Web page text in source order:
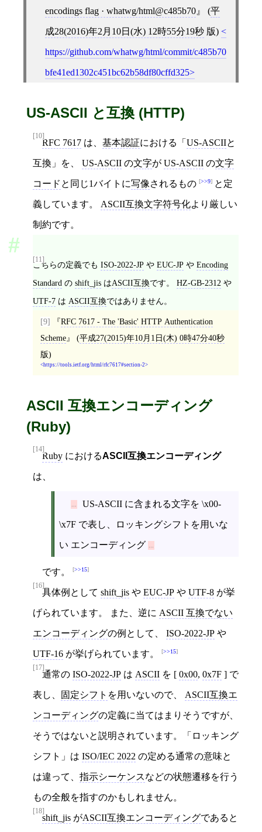
encodings flag · whatwg/html@c485b70 (平
成28(2016)年2月10日(水) 12時55分19秒版)
https://github.com/whatwg/html/commit/c485b70
bfe41ed1302c451bc62b58df80cffd325
US-ASCII と互換 (HTTP)
[10]
RFC 7617 は、 基本認証における「 US-ASCIIと
互換」を、 US-ASCII の文字が US-ASCII の文字
コード と同じ1バイトに写像されるもの >>9 と定
義しています。 ASCII互換文字符号化より厳しい
制約です。
[11]
こちらの定義でも ISO-2022-JP や EUC-JP や Encoding
Standard の shift_jis はASCII互換です。 HZ-GB-2312 や
UTF-7 は ASCII互換ではありません。
[9]
RFC 7617 - The 'Basic' HTTP Authentication
Scheme
(平成27(2015)年10月1日(木) 0時47分40秒
版)
https://tools.ietf.org/html/rfc7617#section-2
ASCII 互換エンコーディング
(Ruby)
[14]
Ruby におけるASCII互換エンコーディング
は、
US-ASCII に含まれる文字を \x00-
\x7F で表し、ロッキングシフトを用いな
い エンコーディング
です。 >>15
[16]
具体例として shift_jis や EUC-JP や UTF-8 が挙
げられています。 また、逆に ASCII 互換でない
エンコーディングの例として、 ISO-2022-JP や
UTF-16 が挙げられています。 >>15
[17]
通常の ISO-2022-JP は ASCII を [ 0x00, 0x7F ] で
表し、 固定シフト を用いないので、 ASCII互換エ
ンコーディングの定義に当てはまりそうですが、
そうではないと説明されています。「ロッキング
シフト」は ISO/IEC 2022 の定める通常の意味と
は違って、 指示シーケンスなどの状態遷移を行う
もの全般を指すのかもしれません。
[18]
shift_jis がASCII互換エンコーディングであると